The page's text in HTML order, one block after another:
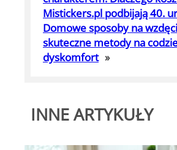
Mistickers.pl podbijają 40.
Domowe sposoby na
skuteczne metody na
dyskomfort »
INNE ARTYKUŁY